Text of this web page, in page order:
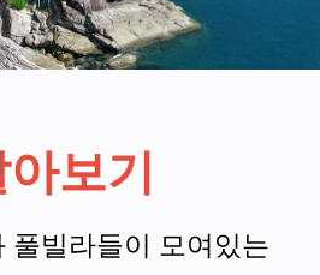
아보기
풀빌라들이 모여있는